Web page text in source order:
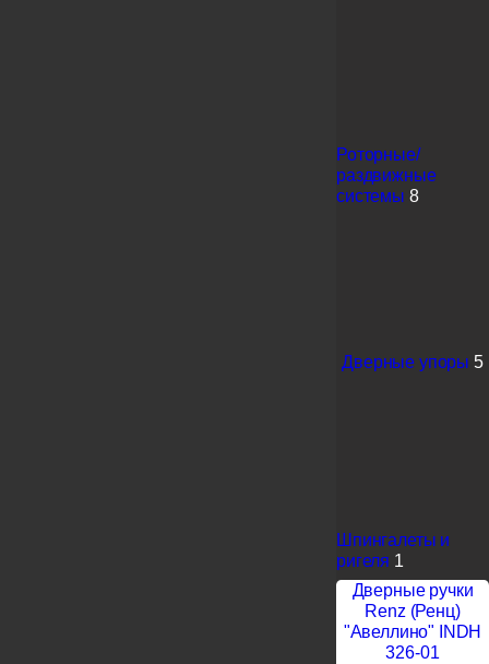
Роторные/
раздвижные
системы 8
Дверные упоры 5
Шпингалеты и
ригеля 1
Дверные ручки
Renz (Ренц)
"Авеллино" INDH
326-01